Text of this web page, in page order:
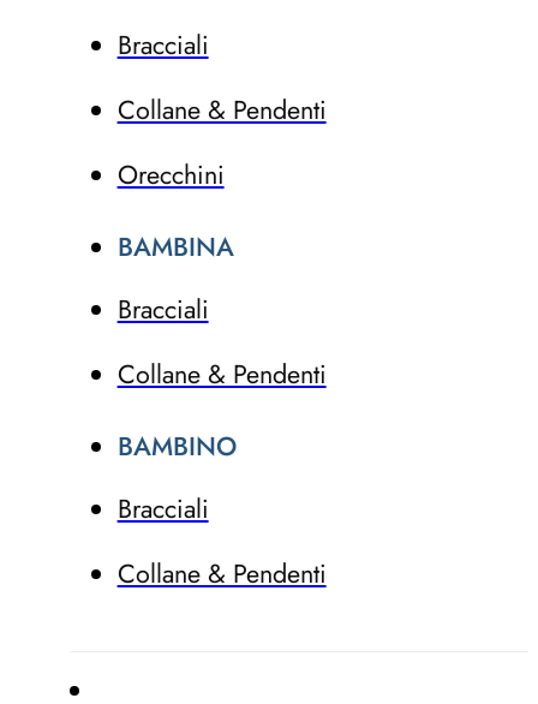
Bracciali
Collane & Pendenti
Orecchini
BAMBINA
Bracciali
Collane & Pendenti
BAMBINO
Bracciali
Collane & Pendenti